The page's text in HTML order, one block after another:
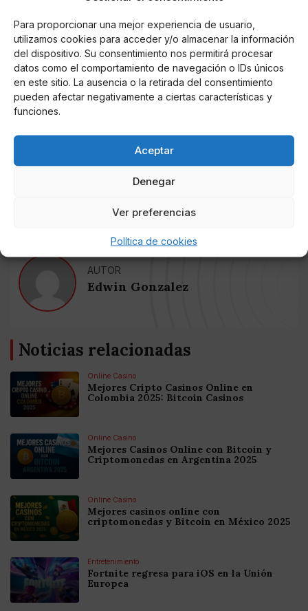
Para proporcionar una mejor experiencia de usuario,
utilizamos cookies para acceder y/o almacenar la información
del dispositivo. Su consentimiento nos permitirá procesar
datos como el comportamiento de navegación o IDs únicos
en este sitio. La ausencia o la retirada del consentimiento
pueden afectar negativamente a ciertas características y
funciones.
Aceptar
Denegar
Ver preferencias
Política de cookies
Dr. Stone Capítulo 218 Fecha de lanzamiento
Dr. Stone Capítulo 218 se lanzará el 14 de noviembre
de 2021. Ryusui agrega que pueden crearlo. Chrome
está emocionado de que sus planes estén funcionando
y el equipo esté dispuesto a ayudarlo. Pero esto
llevará años terminarlo. También hablaron sobre los
secretos del dispositivo de petrificación y votaron
entre cohetes unidireccionales y bidireccionales ya
que algunos no estaban de acuerdo. Después de
votar, gana el cohete bidireccional y ahora es el
AUTOR
Edwin Gonzalez
Noticias relacionadas
Online Casino
Mejores Cripto Casinos Online en
Colombia 2025: Bitcoin Casinos
Online Casino
Mejores Casinos Online con Bitcoin y
Criptomonedas en Argentina 2025
Online Casino
Mejores casinos online con
criptomonedas y Bitcoin en México 2025
Entretenimiento
Fortnite regresa para iOS en la Unión
Europea